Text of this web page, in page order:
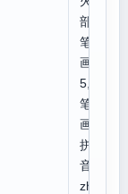
部外
笔
画:
5,总
笔
画:9
拼
音：
zhà